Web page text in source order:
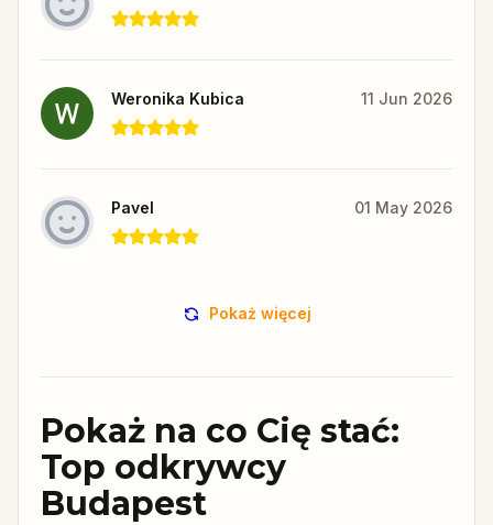
Weronika Kubica 11 Jun 2026
Pavel 01 May 2026
Pokaż więcej
Pokaż na co Cię stać:
Top odkrywcy
Budapest